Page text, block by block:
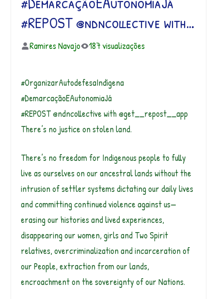
#REPOST @ndncollective with…
Ramires Navajo 187 visualizações
#OrganizarAutodefesaIndígena
#DemarcaçãoEAutonomiaJá
#REPOST @ndncollective with @get__repost__app
There’s no justice on stolen land.
There’s no freedom for Indigenous people to fully
live as ourselves on our ancestral lands without the
intrusion of settler systems dictating our daily lives
and committing continued violence against us—
erasing our histories and lived experiences,
disappearing our women, girls and Two Spirit
relatives, overcriminalization and incarceration of
our People, extraction from our lands,
encroachment on the sovereignty of our Nations.